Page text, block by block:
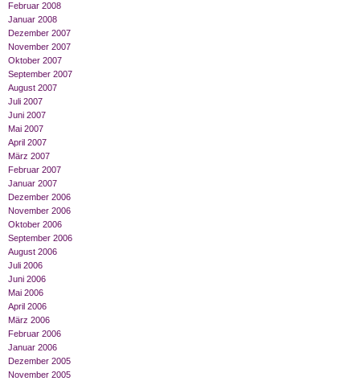
Februar 2008
Januar 2008
Dezember 2007
November 2007
Oktober 2007
September 2007
August 2007
Juli 2007
Juni 2007
Mai 2007
April 2007
März 2007
Februar 2007
Januar 2007
Dezember 2006
November 2006
Oktober 2006
September 2006
August 2006
Juli 2006
Juni 2006
Mai 2006
April 2006
März 2006
Februar 2006
Januar 2006
Dezember 2005
November 2005